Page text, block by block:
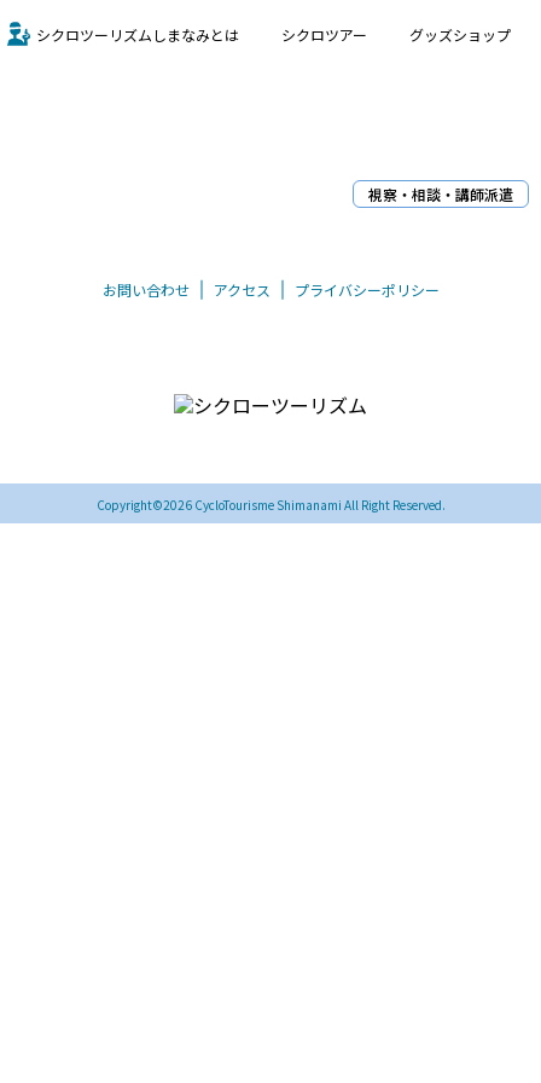
シクロツーリズムしまなみとは シクロツアー グッズショップ
視察・相談・講師派遣
お問い合わせ アクセス プライバシーポリシー
Copyright©2026 CycloTourisme Shimanami All Right Reserved.